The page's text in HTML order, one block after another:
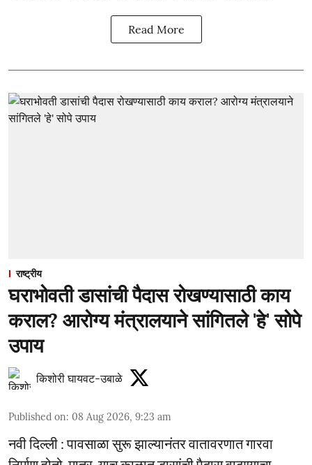
Read More
राष्ट्रीय
घराभोवती डासांची पैदास रोखण्यासाठी काय
कराल? आरोग्य मंत्रालयाने सांगितले 'हे' सोपे
उपाय
किशोरी घायवट-उबाळे
Published on: 08 Aug 2026, 9:23 am
नवी दिल्ली : पावसाळा सुरू झाल्यानंतर वातावरणात गारवा